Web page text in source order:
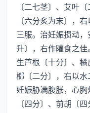
〔二七茎〕、艾叶
〔六分炙为末〕，
三服。治妊娠损动
升〕，右作矔食之佳
生芦根〔十分〕、
榔〔二分〕，右以
妊娠胁满腹胀，心
〔四分〕、前胡〔